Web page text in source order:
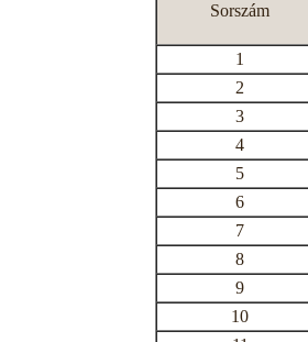
Sorszám
1
2
3
4
5
6
7
8
9
10